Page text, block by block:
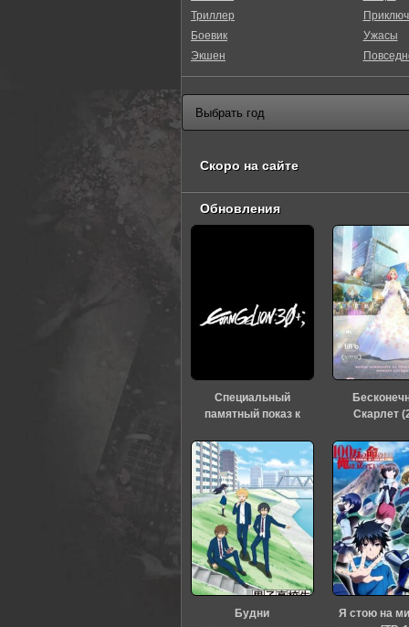
Триллер
Боевик
Экшен
Ужасы
Скоро на сайте
Обновления
Специальный
памятный показ к
«Евангелиона» (2026)
Скарлет
Будни
Я стою на